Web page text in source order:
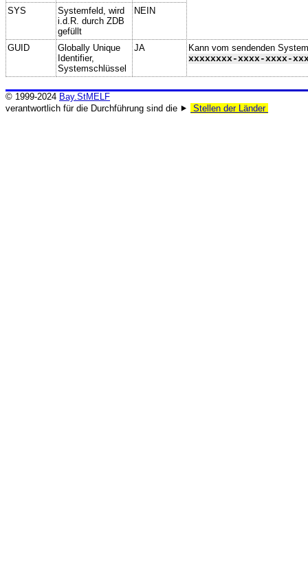
SYS
Systemfeld, wird
i.d.R. durch ZDB
gefüllt
NEIN
GUID
Globally Unique
Identifier,
Systemschlüssel
JA
Kann vom sendenden
xxxxxxxx-xxxx-xxxx-
© 1999-2024 Bay.StMELF
verantwortlich für die Durchführung sind die ⯈
Stellen der Länder